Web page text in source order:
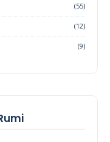
(55)
(12)
(9)